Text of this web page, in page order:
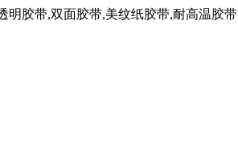
明胶带,双面胶带,美纹纸胶带,耐高温胶带